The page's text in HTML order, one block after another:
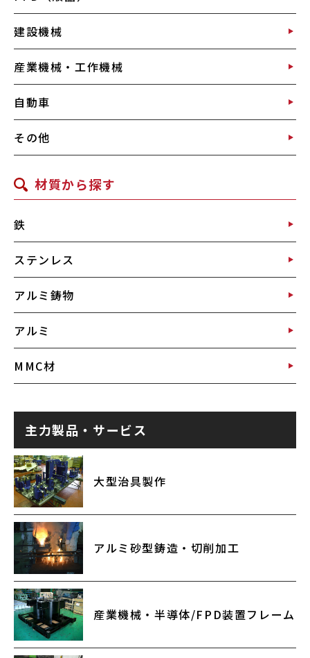
建設機械
産業機械・工作機械
自動車
その他
材質から探す
鉄
ステンレス
アルミ鋳物
アルミ
MMC材
主力製品・サービス
大型治具製作
アルミ砂型鋳造・切削加工
産業機械・半導体/FPD装置フレーム